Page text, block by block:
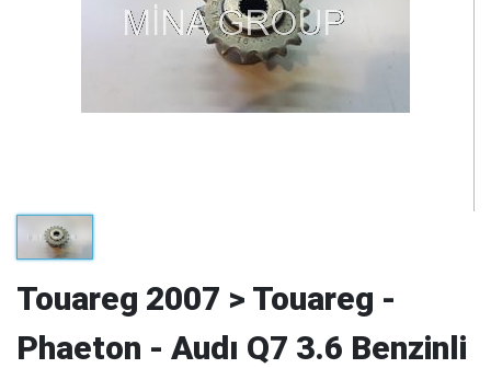
Touareg 2007 > Touareg -
Phaeton - Audı Q7 3.6 Benzinli